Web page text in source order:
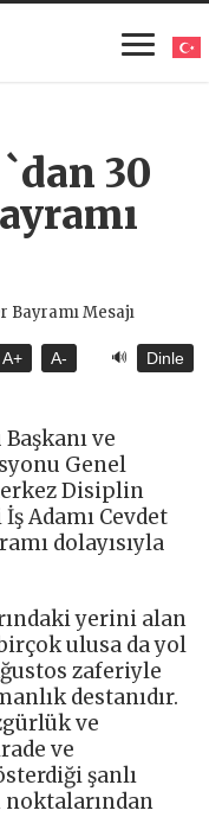
`dan 30
A+ A- 🔊 Dinle
ve
Genel
Disiplin
Adamı Cevdet
dolayısıyla
yerini alan
ulusa da yol
zaferiyle
destanıdır.
ve
ve
şanlı